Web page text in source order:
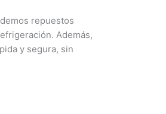
repuestos
Además,
y segura, sin